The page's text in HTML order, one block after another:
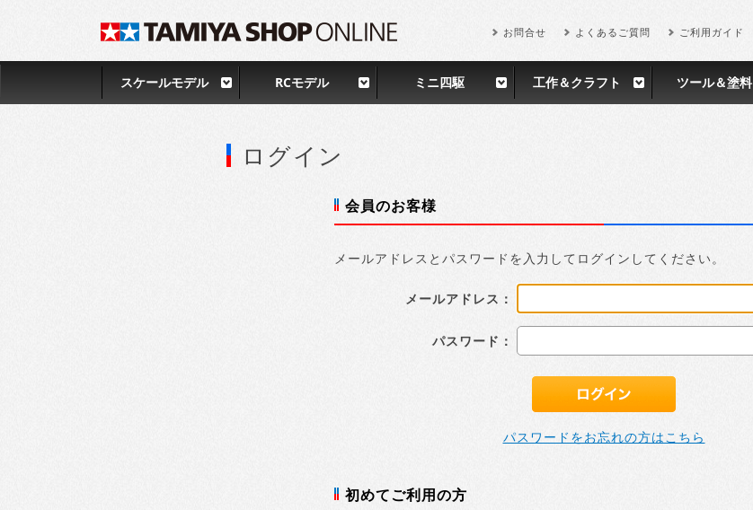
お問合せ よくあるご質問 ご利用ガイド
スケールモデル RCモデル ミニ四駆 工作＆クラフト ツール＆塗料
ログイン
会員のお客様
メールアドレスとパスワードを入力してログインしてください。
メールアドレス：
パスワード：
パスワードをお忘れの方はこちら
初めてご利用の方